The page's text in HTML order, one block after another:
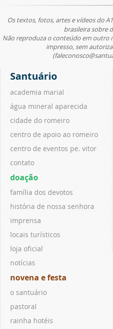
Os textos, fotos, artes e vídeos do
brasileira sobre
Não reproduza o conteúdo em outro
impresso, sem
Santuário
academia marial
água mineral aparecida
cidade do romeiro
centro de apoio ao romeiro
centro de eventos pe. vitor
contato
doação
família dos devotos
história de nossa senhora
imprensa
locais turísticos
loja oficial
notícias
novena e festa
o santuário
pastoral
rainha hotéis